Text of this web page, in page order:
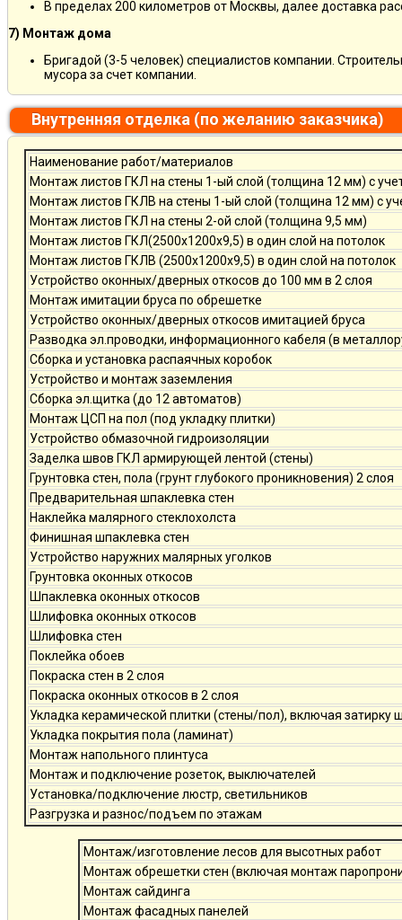
В пределах 200 километров от Москвы, далее доставка
7) Монтаж дома
Бригадой (3-5 человек) специалистов компании.
мусора за счет компании.
Внутренняя отделка (по желанию заказчика)
Наименование работ/материалов
Монтаж листов ГКЛ на стены 1-ый слой (толщина 12 мм) с
Монтаж листов ГКЛВ на стены 1-ый слой (толщина 12 мм) с
Монтаж листов ГКЛ на стены 2-ой слой (толщина 9,5 мм)
Монтаж листов ГКЛ(2500х1200х9,5) в один слой на потолок
Монтаж листов ГКЛВ (2500х1200х9,5) в один слой на потолок
Устройство оконных/дверных откосов до 100 мм в 2 слоя
Монтаж имитации бруса по обрешетке
Устройство оконных/дверных откосов имитацией бруса
Разводка эл.проводки, информационного кабеля (в
Сборка и установка распаячных коробок
Устройство и монтаж заземления
Сборка эл.щитка (до 12 автоматов)
Монтаж ЦСП на пол (под укладку плитки)
Устройство обмазочной гидроизоляции
Заделка швов ГКЛ армирующей лентой (стены)
Грунтовка стен, пола (грунт глубокого проникновения) 2 слоя
Предварительная шпаклевка стен
Наклейка малярного стеклохолста
Финишная шпаклевка стен
Устройство наружних малярных уголков
Грунтовка оконных откосов
Шпаклевка оконных откосов
Шлифовка оконных откосов
Шлифовка стен
Поклейка обоев
Покраска стен в 2 слоя
Покраска оконных откосов в 2 слоя
Укладка керамической плитки (стены/пол), включая затирку
Укладка покрытия пола (ламинат)
Монтаж напольного плинтуса
Монтаж и подключение розеток, выключателей
Установка/подключение люстр, светильников
Разгрузка и разнос/подъем по этажам
Монтаж/изготовление лесов для высотных работ
Монтаж обрешетки стен (включая монтаж
Монтаж сайдинга
Монтаж фасадных панелей